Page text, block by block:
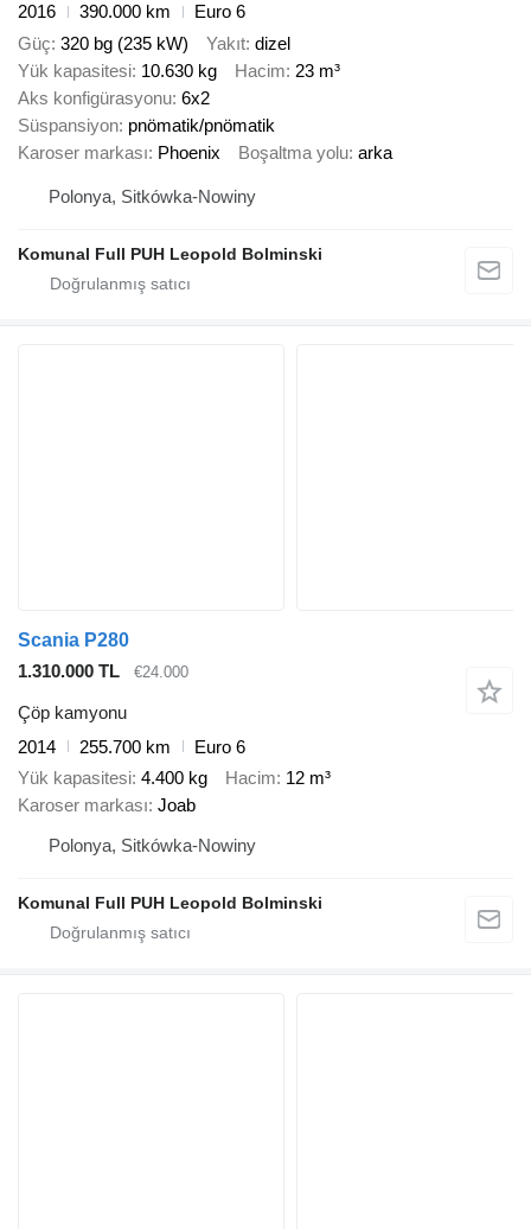
2016
390.000 km
Euro 6
Güç 320 bg (235 kW) Yakıt dizel
Yük kapasitesi 10.630 kg Hacim 23 m³
Aks konfigürasyonu 6x2
Süspansiyon pnömatik/pnömatik
Karoser markası Phoenix Boşaltma yolu arka
Polonya, Sitkówka-Nowiny
Komunal Full PUH Leopold Bolminski
Scania P280
1.310.000 TL
€24.000
Çöp kamyonu
2014
255.700 km
Euro 6
Yük kapasitesi 4.400 kg Hacim 12 m³
Karoser markası Joab
Polonya, Sitkówka-Nowiny
Komunal Full PUH Leopold Bolminski